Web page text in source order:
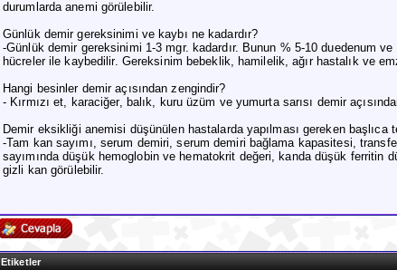
durumlarda anemi görülebilir.
Günlük demir gereksinimi ve kaybı ne kadardır?
-Günlük demir gereksinimi 1-3 mgr. kadardır. Bunun % 5-10 duedenum
hücreler ile kaybedilir. Gereksinim bebeklik, hamilelik, ağır hastalık ve
Hangi besinler demir açısından zengindir?
- Kırmızı et, karaciğer, balık, kuru üzüm ve yumurta sarısı demir
Demir eksikliği anemisi düşünülen hastalarda yapılması gereken başlıca
-Tam kan sayımı, serum demiri, serum demiri bağlama kapasitesi,
sayımında düşük hemoglobin ve hematokrit değeri, kanda düşük ferritin
gizli kan görülebilir.
Etiketler